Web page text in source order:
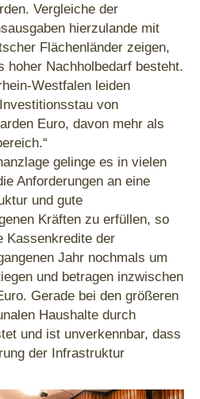
Vergleiche der
hierzulande mit
Flächenländer zeigen,
hoher Nachholbedarf besteht.
Westfalen leiden
von
Euro, davon mehr als
gelinge es in vielen
Anforderungen an eine
und gute
Kräften zu erfüllen, so
Kassenkredite der
Jahr nochmals um
und betragen inzwischen
Gerade bei den größeren
Haushalte durch
und ist unverkennbar, dass
der Infrastruktur